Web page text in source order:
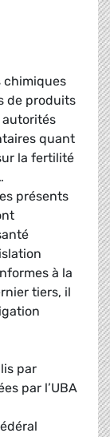
chimiques
de produits
autorités
quant
la fertilité
présents
à la
tiers, il
par
par l’UBA